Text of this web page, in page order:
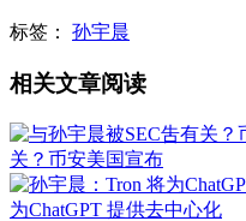
标签： 孙宇晨
相关文章阅读
关？币安美国宣布
为ChatGPT 提供去中心化